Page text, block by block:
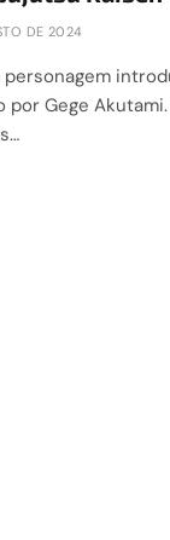
DE 2024
personagem
Gege